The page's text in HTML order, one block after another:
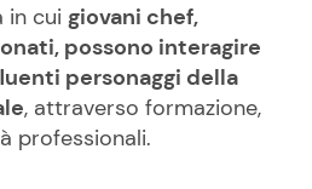
in cui giovani chef,
possono interagire
personaggi della
, attraverso formazione,
professionali.